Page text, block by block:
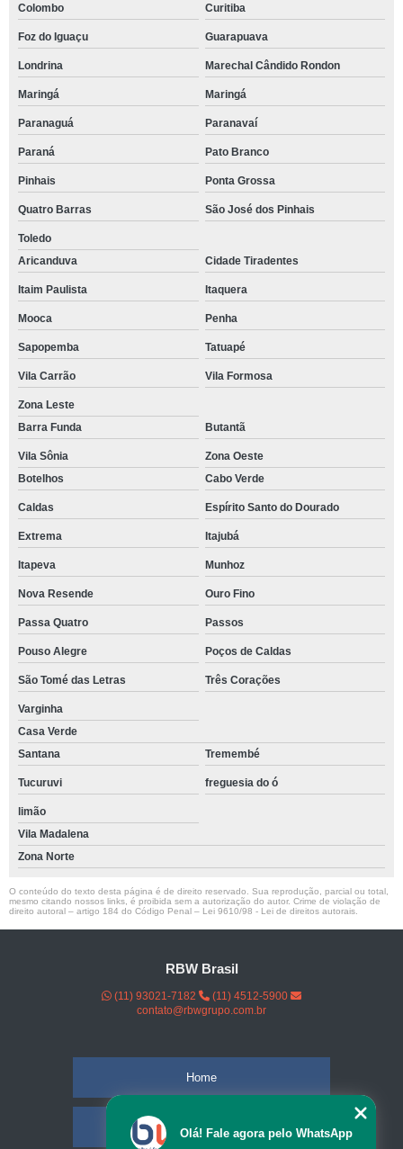
Colombo Curitiba
Foz do Iguaçu Guarapuava
Londrina Marechal Cândido Rondon
Maringá Maringá
Paranaguá Paranavaí
Paraná Pato Branco
Pinhais Ponta Grossa
Quatro Barras São José dos Pinhais
Toledo
Aricanduva
Cidade Tiradentes
Itaim Paulista Itaquera
Mooca Penha
Sapopemba Tatuapé
Vila Carrão Vila Formosa
Zona Leste
Barra Funda
Butantã
Vila Sônia
Zona Oeste
Botelhos
Cabo Verde
Caldas Espírito Santo do Dourado
Extrema Itajubá
Itapeva Munhoz
Nova Resende Ouro Fino
Passa Quatro Passos
Pouso Alegre Poços de Caldas
São Tomé das Letras Três Corações
Varginha
Casa Verde
Santana
Tremembé
Tucuruvi freguesia do ó
limão
Vila Madalena
Zona Norte
O conteúdo do texto desta página é de direito reservado. Sua reprodução, parcial ou total,
mesmo citando nossos links, é proibida sem a autorização do autor. Crime de violação de
direito autoral – artigo 184 do Código Penal – Lei 9610/98 - Lei de direitos autorais
RBW Brasil
(11) 93021-7182
(11) 4512-5900
contato@rbwgrupo.com.br
Home
Empresa
Olá! Fale agora pelo WhatsApp